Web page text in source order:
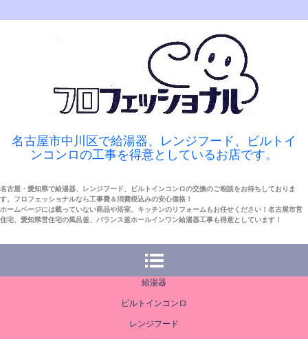
名古屋市中川区で給湯器、レンジフード、ビルトイ
ンコンロの工事を得意としているお店です。
名古屋・愛知県で給湯器、レンジフード、ビルトインコンロの交換のご相談をお待ちしておりま
す。フロフェッショナルなら工事費＆消費税込みの安心価格！
ホームページには載っていない商品や浴室、キッチンのリフォームもお任せください！名古屋市営
住宅、愛知県営住宅の風呂釜、バランス釜ホールインワン給湯器工事も得意としています！
給湯器
ビルトインコンロ
レンジフード